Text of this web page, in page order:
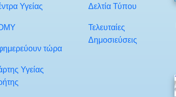
Υγείας
τώρα
Υγείας
Δελτία Τύπου
Τελευταίες
Δημοσιεύσεις